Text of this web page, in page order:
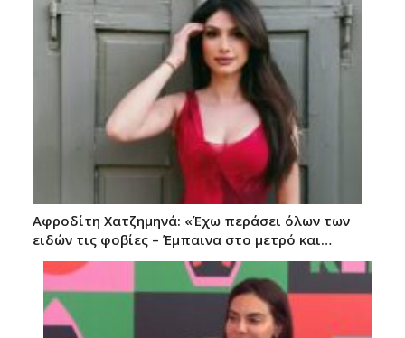
Αφροδίτη Χατζημηνά: «Έχω περάσει όλων των
ειδών τις φοβίες – Έμπαινα στο μετρό και…